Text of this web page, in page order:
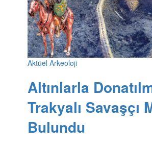
Aktüel Arkeoloji
Altınlarla
Trakyalı Savaşçı
Bulundu